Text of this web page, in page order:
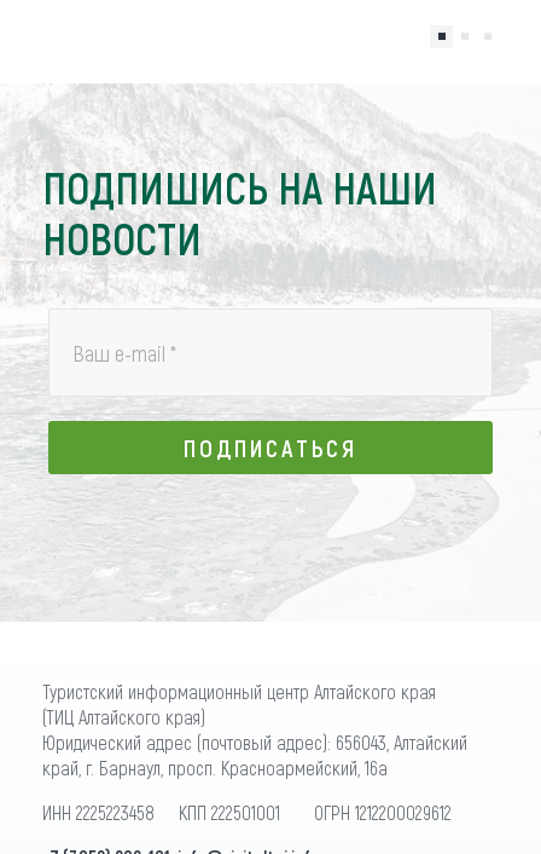
ПОДПИШИСЬ НА НАШИ
НОВОСТИ
Ваш e-mail *
ПОДПИСАТЬСЯ
ПОДПИСАТЬСЯ
Туристский информационный центр Алтайского края
(ТИЦ Алтайского края)
Юридический адрес (почтовый адрес): 656043, Алтайский
край, г. Барнаул, просп. Красноармейский, 16а
ИНН 2225223458 КПП 222501001 ОГРН 1212200029612